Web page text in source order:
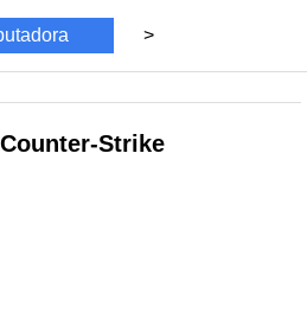
>
comunicación
Strike